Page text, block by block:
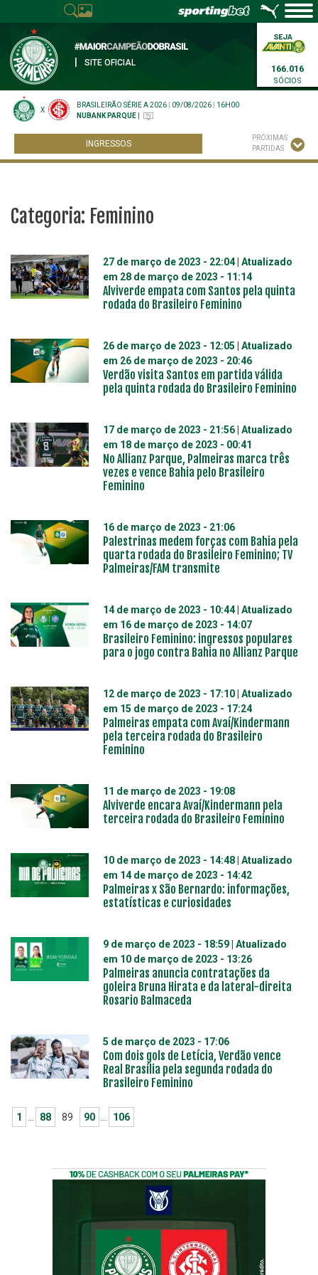
SITE OFICIAL
166.016
SÓCIOS
X
BRASILEIRÃO SÉRIE A 2026 09/08/2026
16H00
NUBANK PARQUE
INGRESSOS
PRÓXIMAS
PARTIDAS
Categoria: Feminino
27 de março de 2023 - 22:04| Atualizado
em 28 de março de 2023 - 11:14
Alviverde empata com Santos pela quinta
rodada do Brasileiro Feminino
26 de março de 2023 - 12:05 | Atualizado
em 26 de março de 2023 - 20:46
Verdão visita Santos em partida válida
pela quinta rodada do Brasileiro Feminino
17 de março de 2023 - 21:56 | Atualizado
em 18 de março de 2023 - 00:41
No Allianz Parque, Palmeiras marca três
vezes e vence Bahia pelo Brasileiro
Feminino
16 de março de 2023 - 21:06
Palestrinas medem forças com Bahia pela
quarta rodada do Brasileiro Feminino; TV
Palmeiras/FAM transmite
14 de março de 2023 - 10:44| Atualizado
em 16 de março de 2023 - 14:07
Brasileiro Feminino: ingressos populares
para o jogo contra Bahia no Allianz Parque
12 de março de 2023 - 17:10 | Atualizado
em 15 de março de 2023 - 17:24
Palmeiras empata com Avaí/Kindermann
pela terceira rodada do Brasileiro
Feminino
11 de março de 2023 - 19:08
Alviverde encara Avaí/Kindermann pela
terceira rodada do Brasileiro Feminino
10 de março de 2023 - 14:48 | Atualizado
em 14 de março de 2023 - 14:42
Palmeiras x São Bernardo: informações,
estatísticas e curiosidades
9 de março de 2023 - 18:59 | Atualizado
em 10 de março de 2023 - 13:26
Palmeiras anuncia contratações da
goleira Bruna Hirata e da lateral-direita
Rosario Balmaceda
5 de março de 2023 - 17:06
Com dois gols de Letícia, Verdão vence
Real Brasília pela segunda rodada do
Brasileiro Feminino
1 88 89 90 106